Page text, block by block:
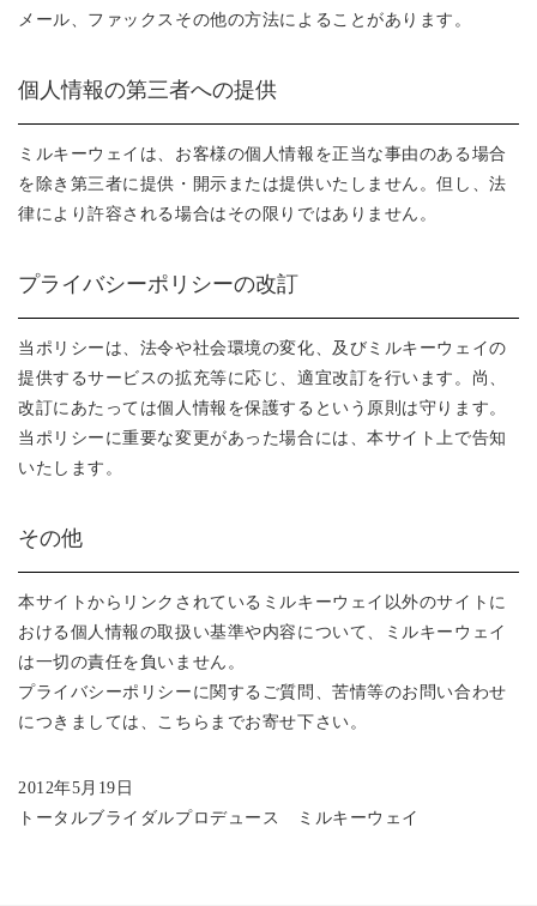
メール、ファックスその他の方法によることがあります。
個人情報の第三者への提供
ミルキーウェイは、お客様の個人情報を正当な事由のある場合
を除き第三者に提供・開示または提供いたしません。但し、法
律により許容される場合はその限りではありません。
プライバシーポリシーの改訂
当ポリシーは、法令や社会環境の変化、及びミルキーウェイの
提供するサービスの拡充等に応じ、適宜改訂を行います。尚、
改訂にあたっては個人情報を保護するという原則は守ります。
当ポリシーに重要な変更があった場合には、本サイト上で告知
いたします。
その他
本サイトからリンクされているミルキーウェイ以外のサイトに
おける個人情報の取扱い基準や内容について、ミルキーウェイ
は一切の責任を負いません。
プライバシーポリシーに関するご質問、苦情等のお問い合わせ
につきましては、こちらまでお寄せ下さい。
2012年5月19日
トータルブライダルプロデュース ミルキーウェイ